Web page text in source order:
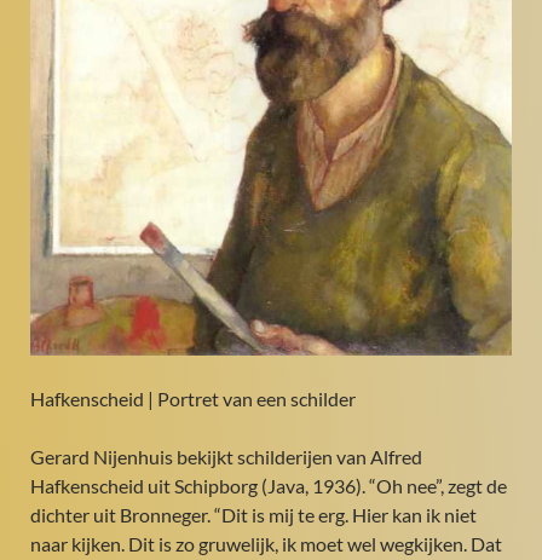
Hafkenscheid | Portret van een schilder
Gerard Nijenhuis bekijkt schilderijen van Alfred
Hafkenscheid uit Schipborg (Java, 1936). “Oh nee”, zegt de
dichter uit Bronneger. “Dit is mij te erg. Hier kan ik niet
naar kijken. Dit is zo gruwelijk, ik moet wel wegkijken. Dat